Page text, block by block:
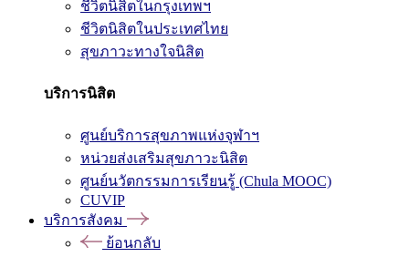
ชีวิตนิสิตในกรุงเทพฯ
ชีวิตนิสิตในประเทศไทย
สุขภาวะทางใจนิสิต
บริการนิสิต
ศูนย์บริการสุขภาพแห่งจุฬาฯ
หน่วยส่งเสริมสุขภาวะนิสิต
ศูนย์นวัตกรรมการเรียนรู้ (Chula MOOC)
CUVIP
บริการสังคม
ย้อนกลับ